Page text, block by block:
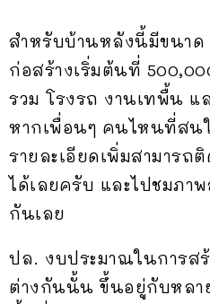
สำหรับบ้านหลังนี้มีขนาด
ก่อสร้างเริ่มต้นที่
รวม โรงรถ งานเทพื้น แ
หากเพื่อนๆ คนไหนที่สน
รายละเอียดเพิ่มสามารถ
ได้เลยครับ และไปชมภา
กันเลย
ปล. งบประมาณในการส
ต่างกันนั้น ขึ้นอยู่กับหลา